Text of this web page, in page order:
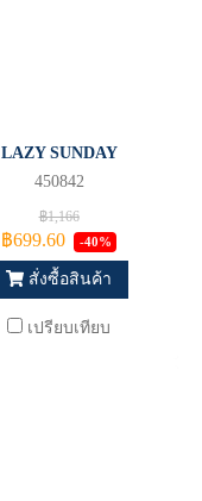
LAZY SUNDAY
450842
฿1,166
฿699.60 -40%
สั่งซื้อสินค้า
เปรียบเทียบ